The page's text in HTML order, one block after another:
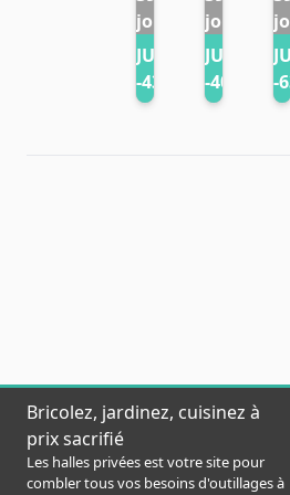
jours
JUSQU'À
-43%
jours
JUSQU'À
-40%
-
Bricolez, jardinez, cuisinez à
prix sacrifié
Les halles privées est votre site pour
combler tous vos besoins d'outillages à